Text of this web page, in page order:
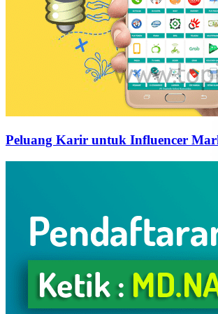
Peluang Karir untuk Influencer